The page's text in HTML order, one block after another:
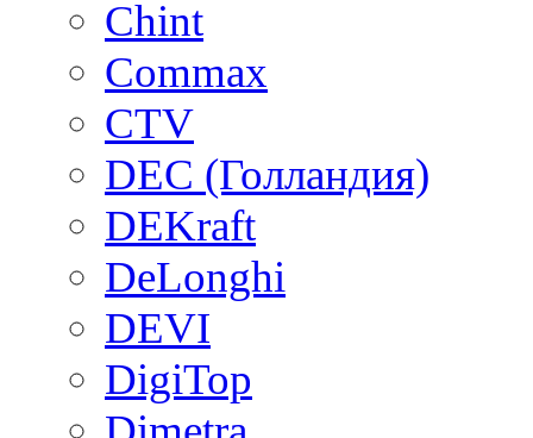
Chint
Commax
CTV
DEC (Голландия)
DEKraft
DeLonghi
DEVI
DigiTop